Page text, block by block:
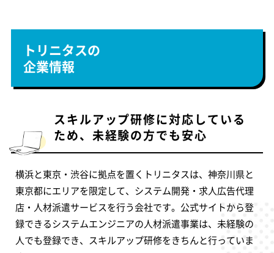
トリニタスの
企業情報
スキルアップ研修に対応している
ため、未経験の方でも安心
横浜と東京・渋谷に拠点を置くトリニタスは、神奈川県と
東京都にエリアを限定して、システム開発・求人広告代理
店・人材派遣サービスを行う会社です。公式サイトから登
録できるシステムエンジニアの人材派遣事業は、未経験の
人でも登録でき、スキルアップ研修をきちんと行っていま